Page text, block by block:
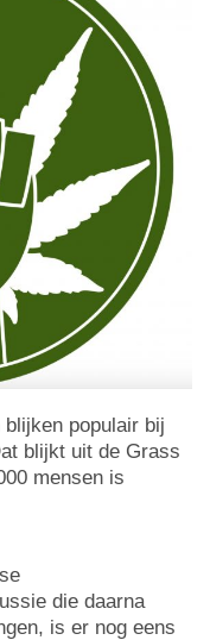
populair bij
blijkt uit de Grass
mensen is
die daarna
is er nog eens